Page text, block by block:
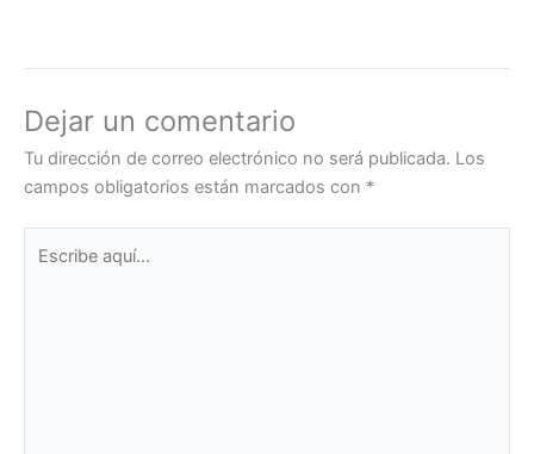
Dejar un comentario
Tu dirección de correo electrónico no será publicada. Los
campos obligatorios están marcados con *
aquí...